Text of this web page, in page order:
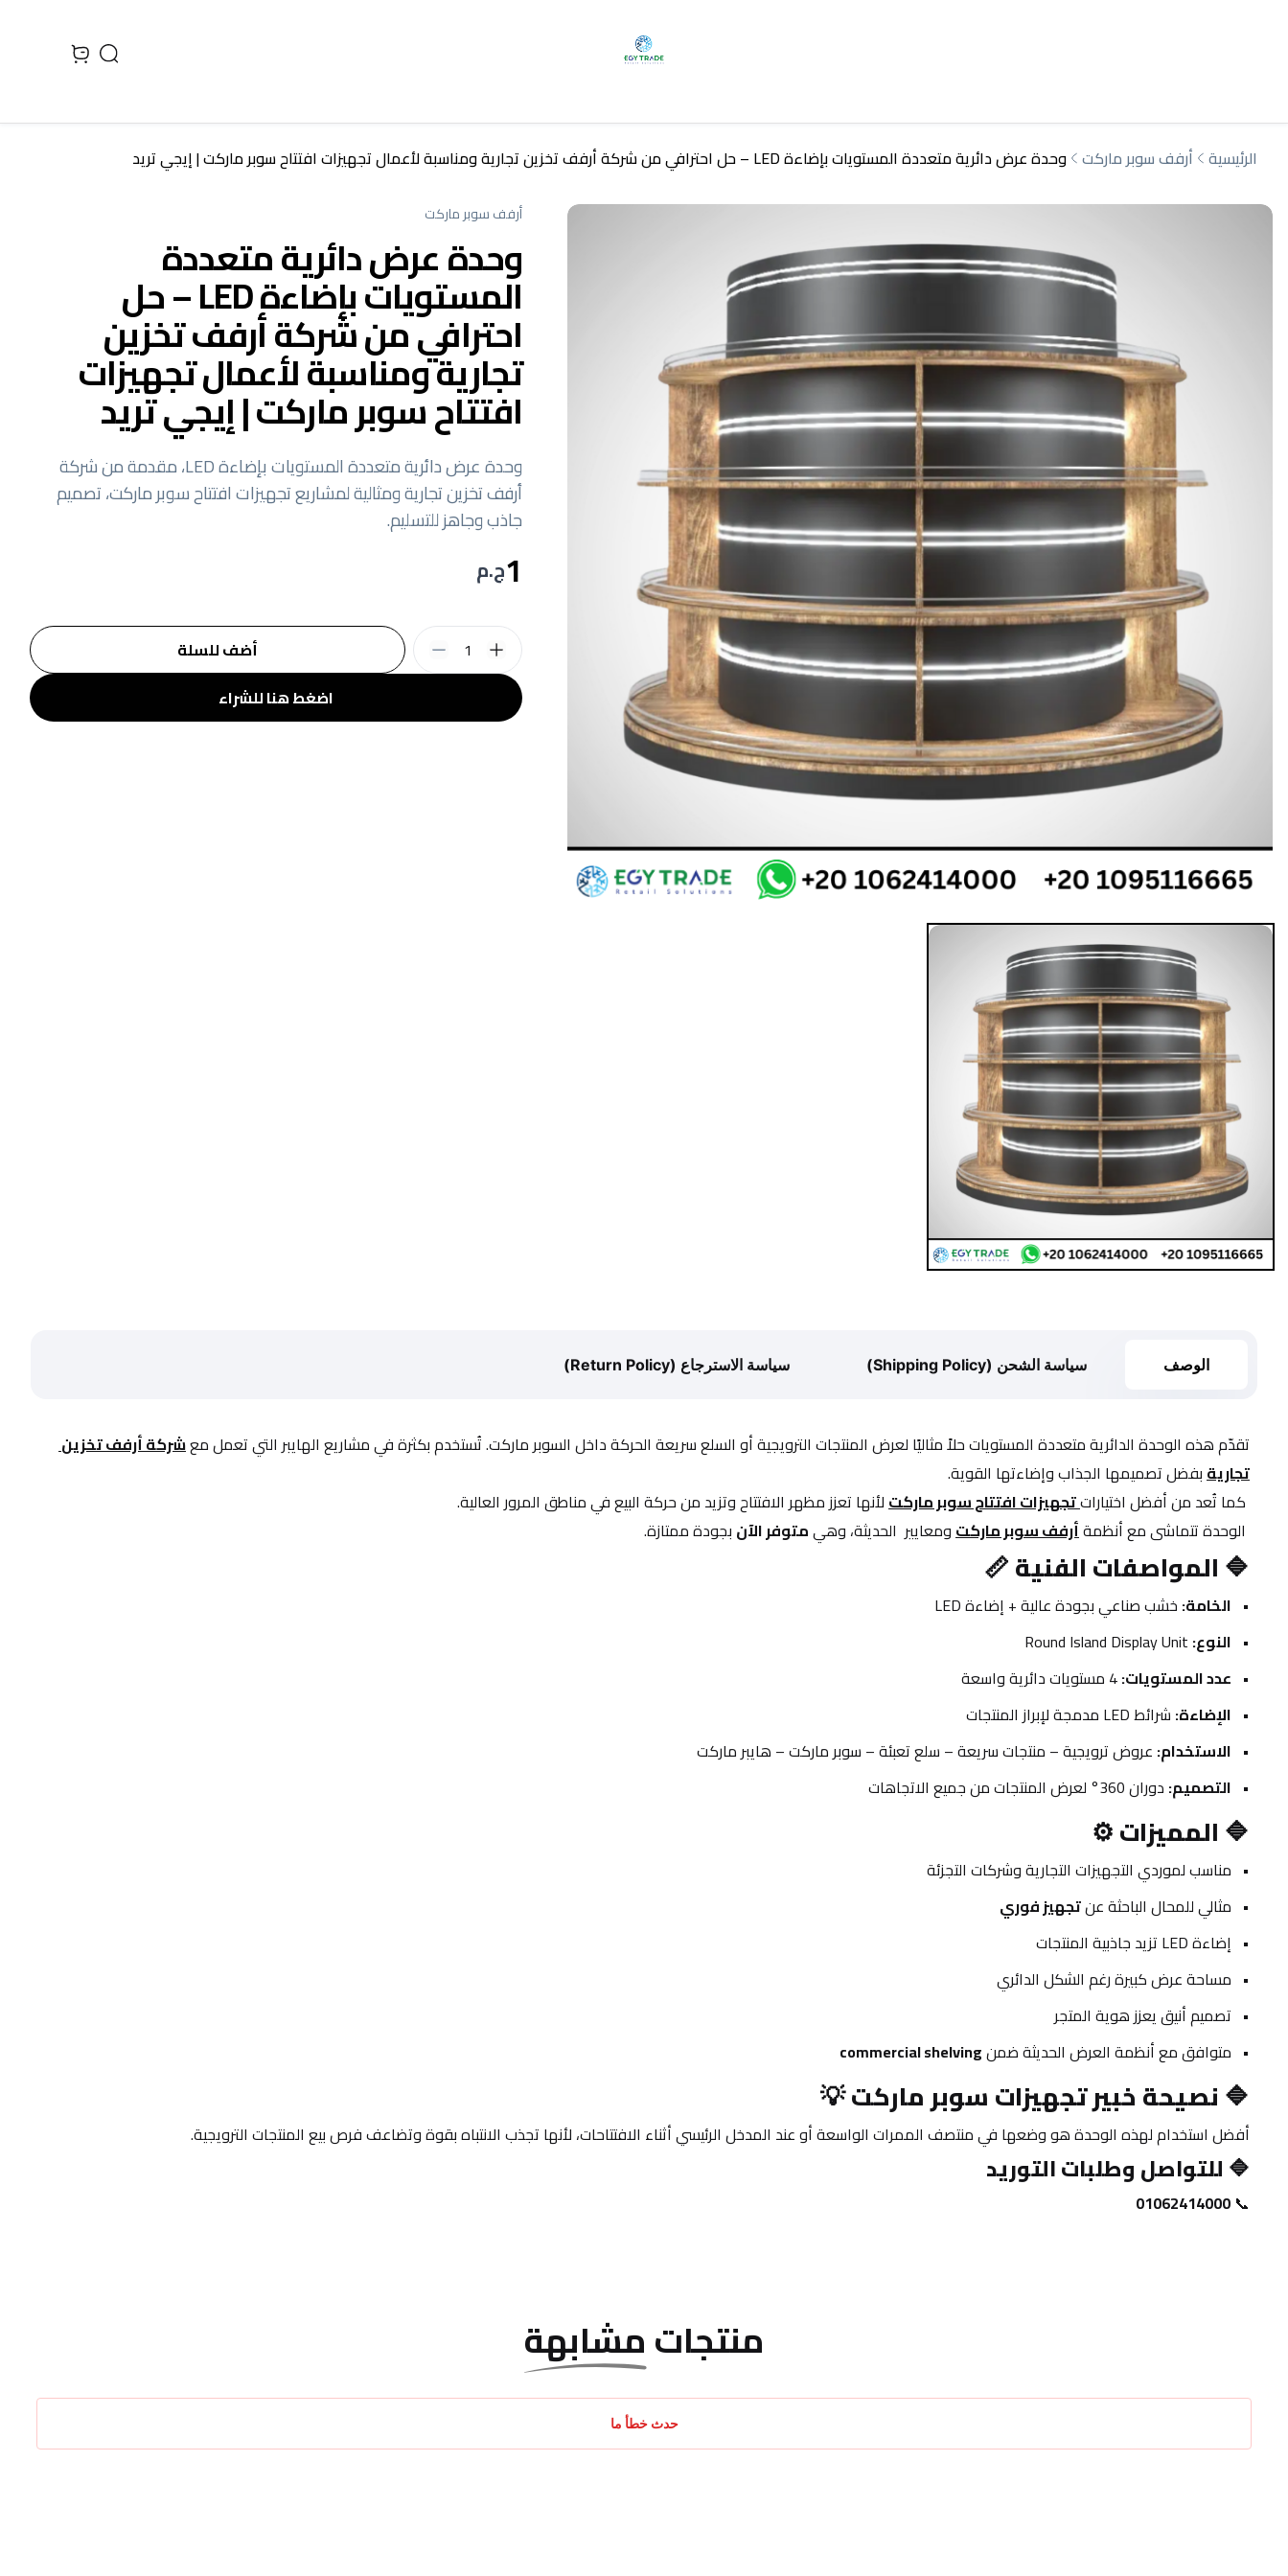
Search
view bag
الرئيسية أرفف سوبر ماركت وحدة عرض دائرية متعددة المستويات بإضاءة LED – حل احترافي من شركة أرفف تخزين تجارية ومناسبة لأعمال تجهيزات افتتاح سوبر ماركت | إيجي تريد
أرفف سوبر ماركت
وحدة عرض دائرية متعددة
المستويات بإضاءة LED – حل
احترافي من شركة أرفف تخزين
تجارية ومناسبة لأعمال تجهيزات
افتتاح سوبر ماركت | إيجي تريد
وحدة عرض دائرية متعددة المستويات بإضاءة LED، مقدمة من شركة
أرفف تخزين تجارية ومثالية لمشاريع تجهيزات افتتاح سوبر ماركت، تصميم
جاذب وجاهز للتسليم.
1ج.م
اضغط هنا للشراء
أضف للسلة 1
الوصف سياسة الشحن (Shipping Policy) سياسة الاسترجاع (Return Policy)
تقدّم هذه الوحدة الدائرية متعددة المستويات حلاً مثاليًا لعرض المنتجات الترويجية أو السلع سريعة الحركة داخل السوبر ماركت. تُستخدم بكثرة في مشاريع الهايبر التي تعمل مع
شركة أرفف تخزين
تجارية بفضل تصميمها الجذاب وإضاءتها القوية.
تجهيزات افتتاح سوبر ماركت لأنها تعزز مظهر الافتتاح وتزيد من حركة البيع في مناطق المرور العالية.
أرفف سوبر ماركت ومعايير  الحديثة، وهي متوفر الآن بجودة ممتازة.
🔷 المواصفات الفنية 📏
الخامة: خشب صناعي بجودة عالية + إضاءة LED
النوع:
عدد المستويات: 4 مستويات دائرية واسعة
الإضاءة: شرائط LED مدمجة لإبراز المنتجات
الاستخدام: عروض ترويجية – منتجات سريعة – سلع تعبئة – سوبر ماركت – هايبر ماركت
التصميم: دوران 360° لعرض المنتجات من جميع الاتجاهات
🔷 المميزات ⚙️
مناسب لموردي التجهيزات التجارية وشركات التجزئة
مثالي للمحال الباحثة عن تجهيز فوري
إضاءة LED تزيد جاذبية المنتجات
مساحة عرض كبيرة رغم الشكل الدائري
تصميم أنيق يعزز هوية المتجر
متوافق مع أنظمة العرض الحديثة ضمن commercial shelving
🔷 نصيحة خبير تجهيزات سوبر ماركت 💡
أفضل استخدام لهذه الوحدة هو وضعها في منتصف الممرات الواسعة أو عند المدخل الرئيسي أثناء الافتتاحات، لأنها تجذب الانتباه بقوة وتضاعف فرص بيع المنتجات الترويجية.
🔷 للتواصل وطلبات التوريد
📞
01062414000
منتجاتمشابهة
حدث خطأ ما